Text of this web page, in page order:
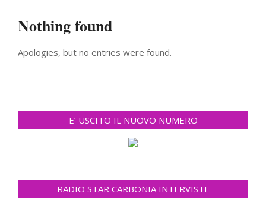
Nothing found
Apologies, but no entries were found.
E’ USCITO IL NUOVO NUMERO
RADIO STAR CARBONIA INTERVISTE